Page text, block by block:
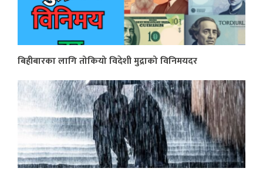
बिहीबारका लागि तोकियो विदेशी मुद्राको विनिमयदर